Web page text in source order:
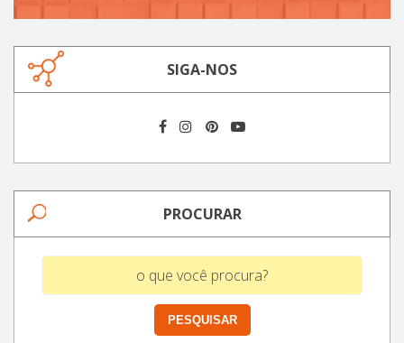
SIGA-NOS
PROCURAR